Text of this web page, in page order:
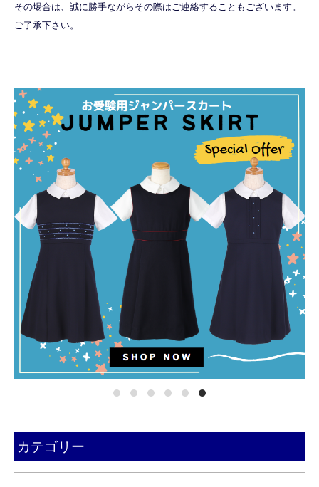
その場合は、誠に勝手ながらその際はご連絡することもございます。
ご了承下さい。
カテゴリー